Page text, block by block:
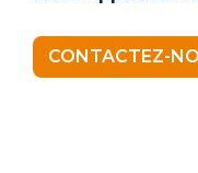
CONTACTEZ-